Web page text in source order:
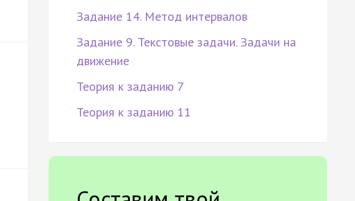
Задание 14. Метод интервалов
Задание 9. Текстовые задачи. Задачи на
движение
Теория к заданию 7
Теория к заданию 11